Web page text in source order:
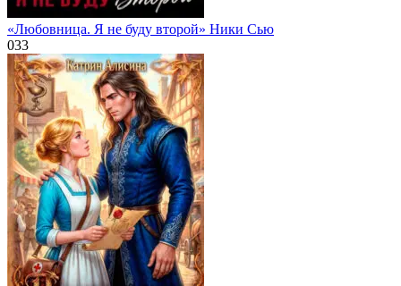
«Любовница. Я не буду второй» Ники Сью
033